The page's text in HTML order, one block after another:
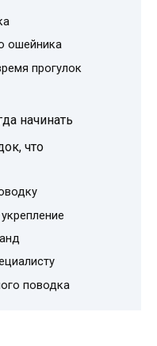
ошейника
прогулок
начинать
что
поводка